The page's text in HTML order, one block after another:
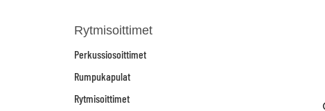
Rytmisoittimet
Perkussiosoittimet
Rumpukapulat
Rytmisoittimet